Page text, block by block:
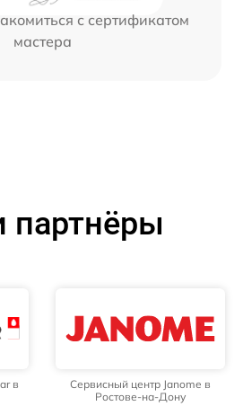
с сертификатом
мастера
в
Сервисный центр Janome в
Ростове-на-Дону